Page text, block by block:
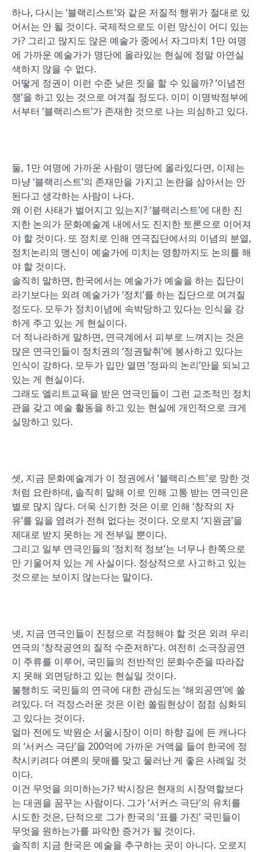
하나, 다시는 ‘블랙리스트’와 같은 저질적 행위가 절대로 있
어서는 안 될 것이다. 국제적으로도 이런 망신이 어디 있는
가? 그리고 많지도 않은 예술가 중에서 자그마치 1만 여명
에 가까운 예술가가 명단에 올라있는 현실에 정말 아연실
색하지 않을 수 없다.
어떻게 정권이 이런 수준 낮은 짓을 할 수 있을까? ‘이념전
쟁’을 하고 있는 것으로 여겨질 정도다. 이미 이명박정부에
서부터 ‘블랙리스트’가 존재한 것으로 나는 의심하고 있다.
둘, 1만 여명에 가까운 사람이 명단에 올라있다면, 이제는
마냥 ‘블랙리스트’의 존재만을 가지고 논란을 삼아서는 안
된다고 생각하는 사람이 나다.
왜 이런 사태가 벌어지고 있는지? ‘블랙리스트’에 대한 진
지한 논의가 문화예술계 내에서도 진지한 토론으로 이어져
야 할 것이다. 또 정치로 인해 연극집단에서의 이념의 분열,
정치논리의 맹신이 예술가에 미치는 영향까지도 논의를 해
야 할 것이다.
솔직히 말하면, 한국에서는 예술가가 예술을 하는 집단이
라기보다는 외려 예술가가 ‘정치’를 하는 집단으로 여겨질
정도다. 모두가 정치이념에 속박당하고 있다는 인식을 강
하게 주고 있는 게 현실이다.
더 적나라하게 말하면, 연극계에서 피부로 느껴지는 것은
많은 연극인들이 정치권의 ‘정권탈취’에 봉사하고 있다는
인식이 강하다. 모두가 입만 열면 ‘정파의 논리’만을 되뇌고
있는 게 현실이다.
그래도 엘리트교육을 받은 연극인들이 그런 교조적인 정치
관을 갖고 예술 활동을 하고 있는 현실에 개인적으로 크게
실망하고 있다.
셋, 지금 문화예술계가 이 정권에서 ‘블랙리스트’로 망한 것
처럼 요란하데, 솔직히 말해 이로 인해 고통 받는 연극인은
별로 많지 않다. 더욱 신기한 것은 이로 인해 ‘창작의 자
유’를 잃을 염려가 전혀 없다는 것이다. 오로지 ‘지원금’을
제대로 받지 못하는 게 전부일 뿐이다.
그리고 일부 연극인들의 ‘정치적 정보’는 너무나 한쪽으로
만 기울어져 있는 게 사실이다. 정상적으로 사고하고 있는
것으로는 보이지 않는다는 말이다.
넷, 지금 연극인들이 진정으로 걱정해야 할 것은 외려 우리
연극의 ‘창작공연의 질적 수준저하’다. 여전히 소극장공연
이 주류를 이루어, 국민들의 전반적인 문화수준을 따라잡
지 못해 외면당하고 있는 현실일 것이다.
불행히도 국민들의 연극에 대한 관심도는 ‘해외공연’에 쏠
려있다. 더 걱정스러운 것은 이런 쏠림현상이 점점 심화되
고 있다는 것이다.
얼마 전에도 박원순 서울시장이 이미 하향 길에 든 캐나다
의 ‘서커스 극단’을 200억에 가까운 거액을 들여 한국에 정
착시키려다 여론의 뭇매를 맞고 물러난 게 좋은 사례일 것
이다.
이건 무엇을 의미하는가? 박시장은 현재의 시장역할보다
는 대권을 꿈꾸는 사람이다. 그가 ‘서커스 극단’의 유치를
시도한 것은, 단적으로 그가 한국의 ‘표를 가진’ 국민들이
무엇을 원하는가를 파악한 증거가 될 것이다.
솔직히 지금 한국은 예술을 추구하는 곳이 아니다. 오로지